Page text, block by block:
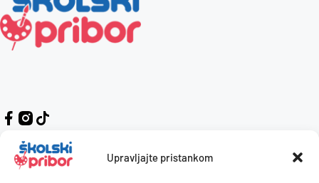
Upravljajte pristankom